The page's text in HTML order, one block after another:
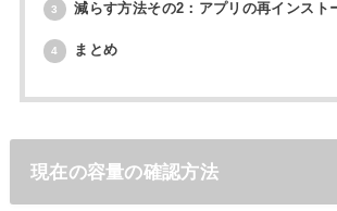
3 減らす方法その2：アプリの再インスト
4 まとめ
現在の容量の確認方法